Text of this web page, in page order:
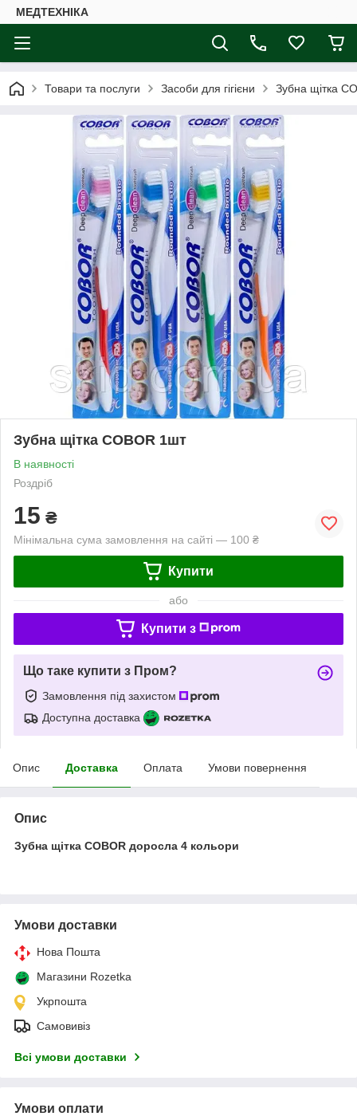
МЕДТЕХНІКА
Товари та послуги Засоби для гігієни Зубна щітка
Зубна щітка COBOR 1шт
В наявності
Роздріб
15 ₴
Мінімальна сума замовлення на сайті — 100 ₴
Купити
або
Купити з
Що таке купити з Пром?
Замовлення під захистом
Доступна доставка
Опис Доставка Оплата Умови повернення
Опис
Зубна щітка COBOR доросла 4 кольори
Умови доставки
Нова Пошта
Магазини Rozetka
Укрпошта
Самовивіз
Всі умови доставки
Умови оплати